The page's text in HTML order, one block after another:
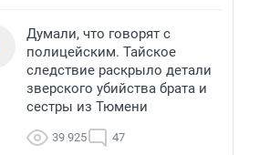
Думали, что говорят с
полицейским. Тайское
следствие раскрыло детали
зверского убийства брата и
сестры из Тюмени
39 925 47